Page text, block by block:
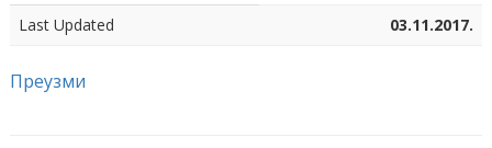
Last Updated
03.11.2017.
Преузми